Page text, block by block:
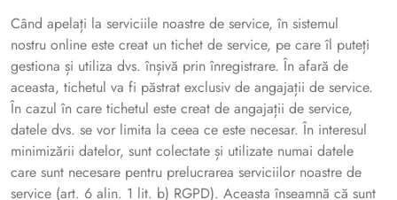
Când apelați la serviciile noastre de service, în sistemul
nostru online este creat un tichet de service, pe care îl puteți
gestiona și utiliza dvs. înșivă prin înregistrare. În afară de
aceasta, tichetul va fi păstrat exclusiv de angajații de service.
În cazul în care tichetul este creat de angajații de service,
datele dvs. se vor limita la ceea ce este necesar. În interesul
minimizării datelor, sunt colectate și utilizate numai datele
care sunt necesare pentru prelucrarea serviciilor noastre de
service (art. 6 alin. 1 lit. b) RGPD). Aceasta înseamnă că sunt